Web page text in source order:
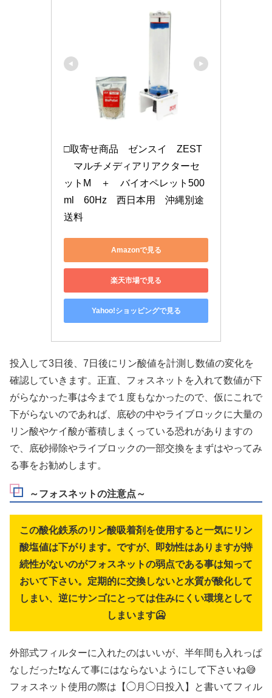
□取寄せ商品　ゼンスイ　ZEST
マルチメディアリアクターセ
ットM　＋　バイオペレット500
ml　60Hz　西日本用　沖縄別途
送料
Amazonで見る
楽天市場で見る
Yahoo!ショッピングで見る
投入して3日後、7日後にリン酸値を計測し数値の変化を
確認していきます。正直、フォスネットを入れて数値が下
がらなかった事は今まで１度もなかったので、仮にこれで
下がらないのであれば、底砂の中やライブロックに大量の
リン酸やケイ酸が蓄積しまくっている恐れがありますの
で、底砂掃除やライブロックの一部交換をまずはやってみ
る事をお勧めします。
～フォスネットの注意点～
この酸化鉄系のリン酸吸着剤を使用すると一気にリン
酸塩値は下がります。ですが、即効性はありますが持
続性がないのがフォスネットの弱点である事は知って
おいて下さい。定期的に交換しないと水質が酸化して
しまい、逆にサンゴにとっては住みにくい環境として
しまいます🥶
外部式フィルターに入れたのはいいが、半年間も入れっぱ
なしだった❗なんて事にはならないようにして下さいね😅
フォスネット使用の際は【◯月◯日投入】と書いてフィル